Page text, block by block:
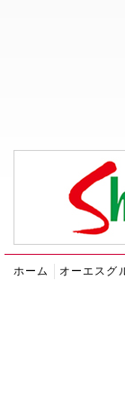
ホーム オーエスグ